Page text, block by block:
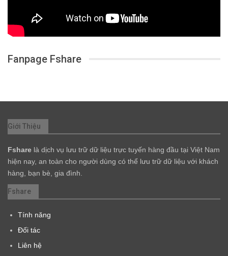
Fanpage Fshare
Giới Thiệu
Fshare là dịch vụ lưu trữ dữ liệu trực tuyến hàng đầu tại Việt Nam
hiện nay, an toàn cho người dùng có thể lưu trữ dữ liệu với khách
hàng, bạn bè, gia đình.
Fshare
Tính năng
Đối tác
Liên hệ